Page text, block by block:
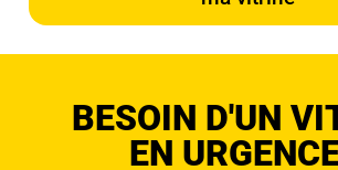
BESOIN D'UN
EN